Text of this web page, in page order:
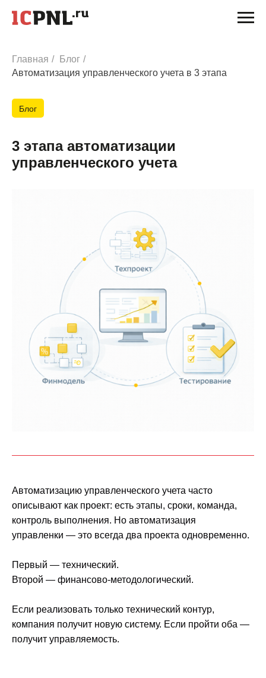
Главная / Блог /
Автоматизация управленческого учета в 3 этапа
Блог
3 этапа автоматизации
управленческого учета
Автоматизацию управленческого учета часто
описывают как проект: есть этапы, сроки, команда,
контроль выполнения. Но автоматизация
управленки — это всегда два проекта одновременно.
Первый — технический.
Второй — финансово-методологический.
Если реализовать только технический контур,
компания получит новую систему. Если пройти оба —
получит управляемость.